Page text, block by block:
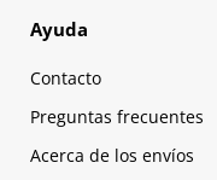
Ayuda
Contacto
Preguntas frecuentes
Acerca de los envíos